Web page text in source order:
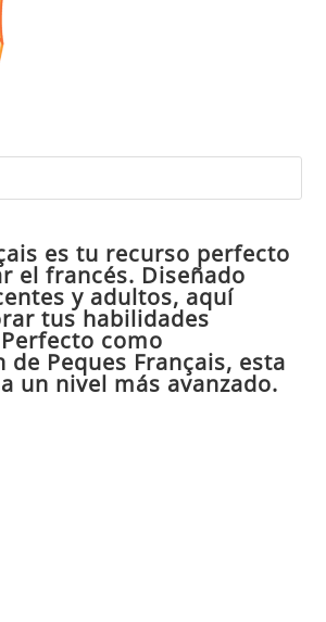
es tu recurso perfecto
el francés. Diseñado
y adultos, aquí
tus habilidades
como
Peques Français, esta
un nivel más avanzado.